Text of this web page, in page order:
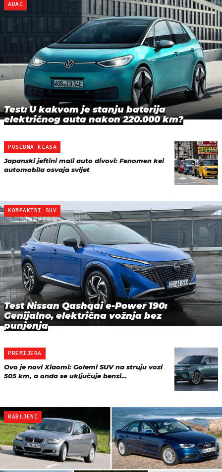
ADAC
Test: U kakvom je stanju baterija
električnog auta nakon 220.000 km?
POSEBNA KLASA
Japanski jeftini mali auto divovi: Fenomen kei
automobila osvaja svijet
KOMPAKTNI SUV
Test Nissan Qashqai e-Power 190:
Genijalno, električna vožnja bez
punjenja
PREMIJERA
Ovo je novi Xiaomi: Golemi SUV na struju vozi
505 km, a onda se uključuje benzi…
RABLJENI